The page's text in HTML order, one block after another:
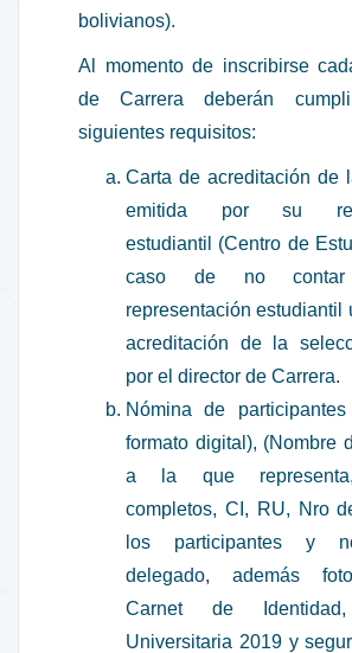
bolivianos).
Al momento de inscribirse
de Carrera deberán
siguientes requisitos:
Carta de acreditación de
emitida por su
estudiantil (Centro de
caso de no
representación estudiantil
acreditación de la
por el director de Carrera.
Nómina de
formato digital), (Nombre
a la que
completos, CI, RU, Nro
los participantes y
delegado, además
Carnet de Identidad,
Universitaria 2019 y